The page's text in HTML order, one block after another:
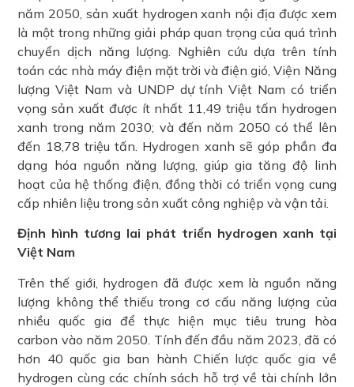
năm 2050, sản xuất hydrogen xanh nội địa được xem
là một trong những giải pháp quan trọng của quá trình
chuyển dịch năng lượng. Nghiên cứu dựa trên tính
toán các nhà máy điện mặt trời và điện gió, Viện Năng
lượng Việt Nam và UNDP dự tính Việt Nam có triển
vọng sản xuất được ít nhất 11,49 triệu tấn hydrogen
xanh trong năm 2030; và đến năm 2050 có thể lên
đến 18,78 triệu tấn. Hydrogen xanh sẽ góp phần đa
dạng hóa nguồn năng lượng, giúp gia tăng độ linh
hoạt của hệ thống điện, đồng thời có triển vọng cung
cấp nhiên liệu trong sản xuất công nghiệp và vận tải.
Định hình tương lai phát triển hydrogen xanh tại
Việt Nam
Trên thế giới, hydrogen đã được xem là nguồn năng
lượng không thể thiếu trong cơ cấu năng lượng của
nhiều quốc gia để thực hiện mục tiêu trung hòa
carbon vào năm 2050. Tính đến đầu năm 2023, đã có
hơn 40 quốc gia ban hành Chiến lược quốc gia về
hydrogen cùng các chính sách hỗ trợ về tài chính lớn